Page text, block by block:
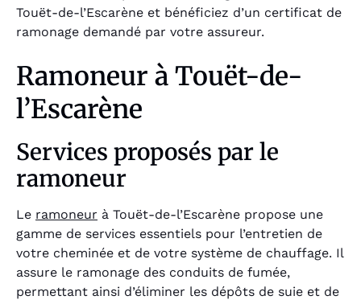
Touët-de-l’Escarène et bénéficiez d’un certificat de
ramonage demandé par votre assureur.
Ramoneur à Touët-de-
l’Escarène
Services proposés par le
ramoneur
Le ramoneur à Touët-de-l’Escarène propose une
gamme de services essentiels pour l’entretien de
votre cheminée et de votre système de chauffage. Il
assure le ramonage des conduits de fumée,
permettant ainsi d’éliminer les dépôts de suie et de